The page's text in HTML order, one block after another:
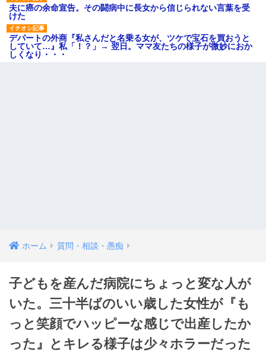
夫に癌の余命宣告。その闘病中に長女から信じられない言葉を受
けた
デパートの外商『私さんだと名乗る女が、ツケで宝石を買おうと
していて…』私「！？」→ 翌日。ママ友たちの様子が微妙におか
しくなり・・・
ホーム 質問・相談・愚痴
子どもを産んだ病院にちょっと変な人が
いた。三十半ばのいい歳した女性が『も
っと笑顔でハッピーな感じで出産したか
った』とキレる様子は少々ホラーだった